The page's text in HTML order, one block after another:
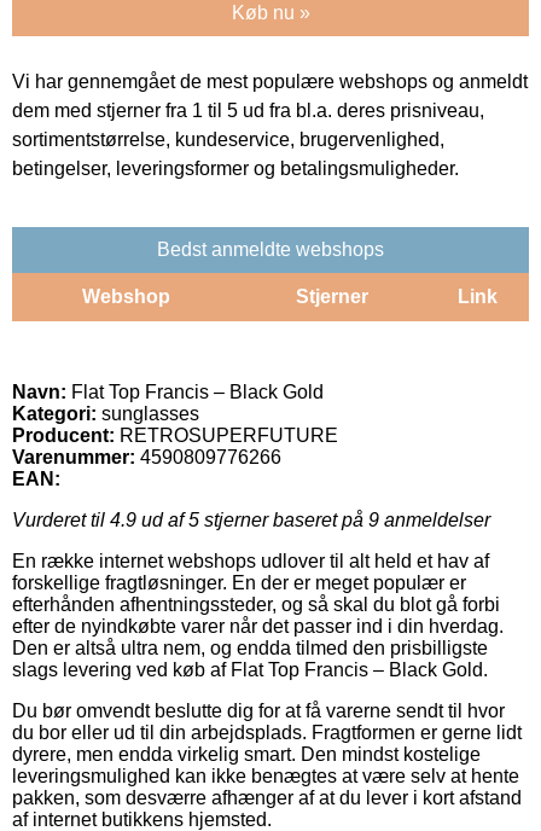
Køb nu »
Vi har gennemgået de mest populære webshops og anmeldt
dem med stjerner fra 1 til 5 ud fra bl.a. deres prisniveau,
sortimentstørrelse, kundeservice, brugervenlighed,
betingelser, leveringsformer og betalingsmuligheder.
Bedst anmeldte webshops
Webshop Stjerner Link
Navn: Flat Top Francis – Black Gold
Kategori: sunglasses
Producent: RETROSUPERFUTURE
Varenummer: 4590809776266
EAN:
Vurderet til 4.9 ud af 5 stjerner baseret på 9 anmeldelser
En række internet webshops udlover til alt held et hav af
forskellige fragtløsninger. En der er meget populær er
efterhånden afhentningssteder, og så skal du blot gå forbi
efter de nyindkøbte varer når det passer ind i din hverdag.
Den er altså ultra nem, og endda tilmed den prisbilligste
slags levering ved køb af Flat Top Francis – Black Gold.
Du bør omvendt beslutte dig for at få varerne sendt til hvor
du bor eller ud til din arbejdsplads. Fragtformen er gerne lidt
dyrere, men endda virkelig smart. Den mindst kostelige
leveringsmulighed kan ikke benægtes at være selv at hente
pakken, som desværre afhænger af at du lever i kort afstand
af internet butikkens hjemsted.